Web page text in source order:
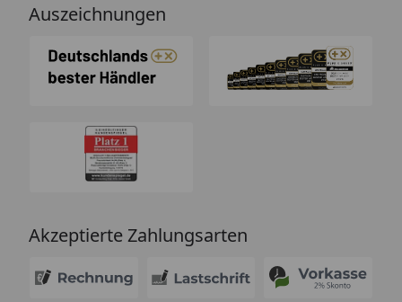
Auszeichnungen
Akzeptierte Zahlungsarten